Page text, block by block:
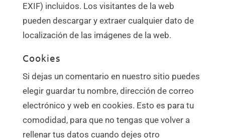
EXIF) incluidos. Los visitantes de la web
pueden descargar y extraer cualquier dato de
localización de las imágenes de la web.
Cookies
Si dejas un comentario en nuestro sitio puedes
elegir guardar tu nombre, dirección de correo
electrónico y web en cookies. Esto es para tu
comodidad, para que no tengas que volver a
rellenar tus datos cuando dejes otro